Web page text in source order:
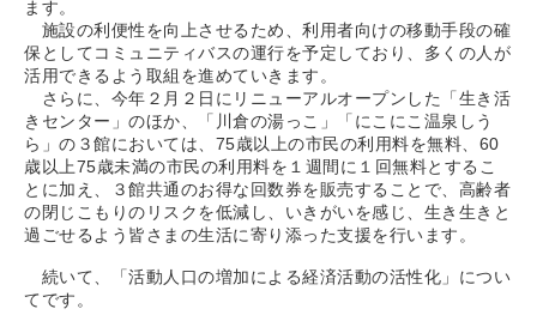
ます。
施設の利便性を向上させるため、利用者向けの移動手段の確
保としてコミュニティバスの運行を予定しており、多くの人が
活用できるよう取組を進めていきます。
さらに、今年２月２日にリニューアルオープンした「生き活
きセンター」のほか、「川倉の湯っこ」「にこにこ温泉しう
ら」の３館においては、75歳以上の市民の利用料を無料、60
歳以上75歳未満の市民の利用料を１週間に１回無料とするこ
とに加え、３館共通のお得な回数券を販売することで、高齢者
の閉じこもりのリスクを低減し、いきがいを感じ、生き生きと
過ごせるよう皆さまの生活に寄り添った支援を行います。
続いて、「活動人口の増加による経済活動の活性化」につい
てです。